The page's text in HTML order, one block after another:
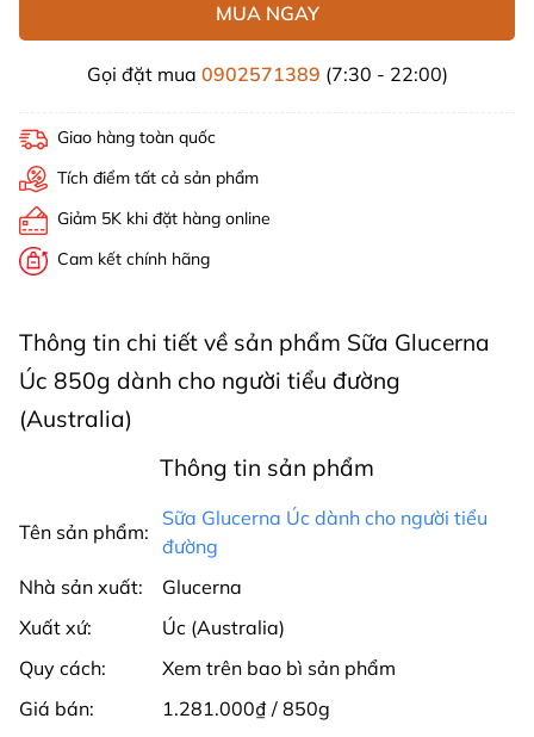
MUA NGAY
Gọi đặt mua 0902571389 (7:30 - 22:00)
Giao hàng toàn quốc
Tích điểm tất cả sản phẩm
Giảm 5K khi đặt hàng online
Cam kết chính hãng
Thông tin chi tiết về sản phẩm Sữa Glucerna
Úc 850g dành cho người tiểu đường
(Australia)
Thông tin sản phẩm
Tên sản phẩm:
Sữa Glucerna Úc dành cho người tiểu
đường
Nhà sản xuất:
Glucerna
Xuất xứ:
Úc (Australia)
Quy cách:
Xem trên bao bì sản phẩm
Giá bán:
1.281.000₫ / 850g